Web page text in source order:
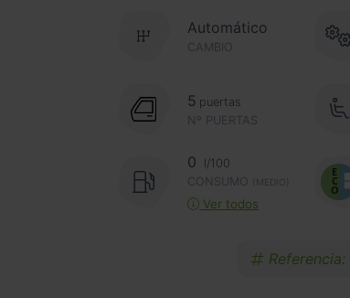
CAMBIO
Automático
Nº PUERTAS
5 puertas
0
l/100
CONSUMO
(MEDIO)
Ver todos
Referencia: